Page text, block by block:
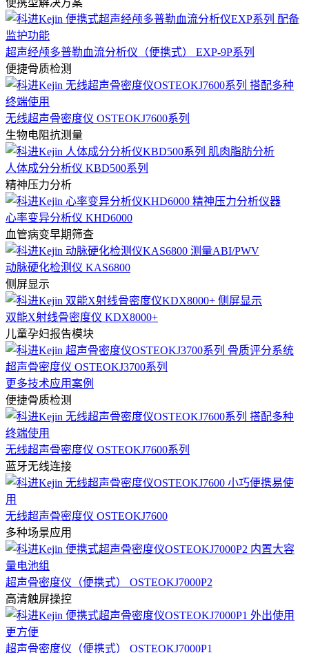
超声经颅多普勒血流分析仪（便携式） EXP-9P系列
便捷骨质检测
无线超声骨密度仪 OSTEOKJ7600系列
生物电阻抗测量
人体成分分析仪 KBD500系列
精神压力分析
心率变异分析仪 KHD6000
血管病变早期筛查
动脉硬化检测仪 KAS6800
侧屏显示
双能X射线骨密度仪 KDX8000+
儿童孕妇报告模块
超声骨密度仪 OSTEOKJ3700系列
更多技术应用案例
便捷骨质检测
无线超声骨密度仪 OSTEOKJ7600系列
蓝牙无线连接
无线超声骨密度仪 OSTEOKJ7600
多种场景应用
超声骨密度仪（便携式） OSTEOKJ7000P2
高清触屏操控
超声骨密度仪（便携式） OSTEOKJ7000P1